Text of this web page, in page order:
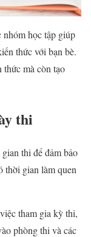
nhóm học tập giúp
thức với bạn bè.
mà còn tạo
thi
thi để đảm bảo
thời gian làm quen
tham gia kỳ thi,
phòng thi và các